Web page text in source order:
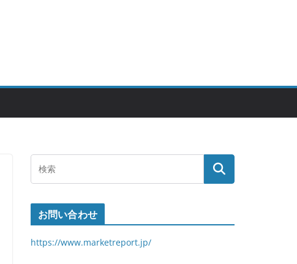
お問い合わせ
https://www.marketreport.jp/